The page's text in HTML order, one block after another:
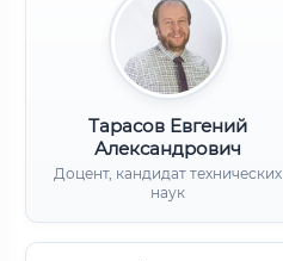
Тарасов Евгений
Александрович
Доцент, кандидат технических
наук